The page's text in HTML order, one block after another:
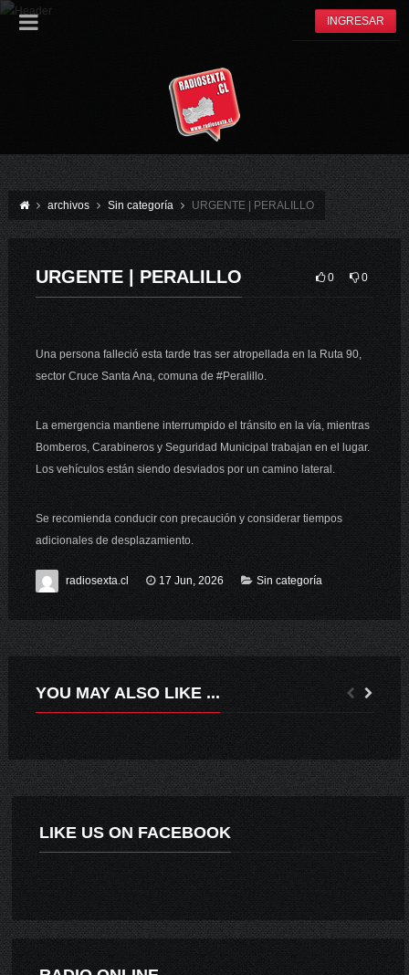
INGRESAR
archivos Sin categoría URGENTE | PERALILLO
0 0
URGENTE | PERALILLO
Una persona falleció esta tarde tras ser atropellada en la Ruta 90,
sector Cruce Santa Ana, comuna de #Peralillo.
La emergencia mantiene interrumpido el tránsito en la vía, mientras
Bomberos, Carabineros y Seguridad Municipal trabajan en el lugar.
Los vehículos están siendo desviados por un camino lateral.
Se recomienda conducir con precaución y considerar tiempos
adicionales de desplazamiento.
radiosexta.cl 17 Jun, 2026 Sin categoría
YOU MAY ALSO LIKE ...
LIKE US ON FACEBOOK